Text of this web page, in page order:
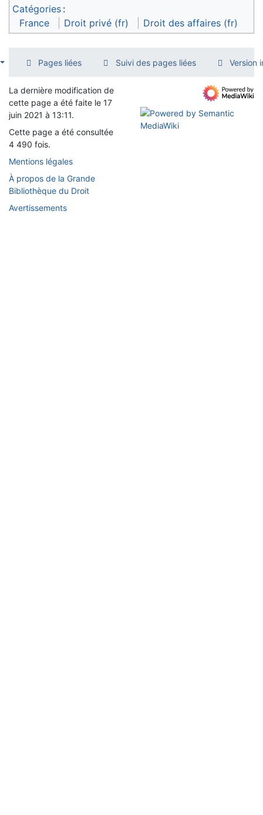
Catégories :
France
Droit privé (fr) Droit des affaires (fr)
Pages liées Suivi des pages liées Version
La dernière modification de
cette page a été faite le 17
juin 2021 à 13:11.
Cette page a été consultée
4 490 fois.
Mentions légales
À propos de la Grande
Bibliothèque du Droit
Avertissements